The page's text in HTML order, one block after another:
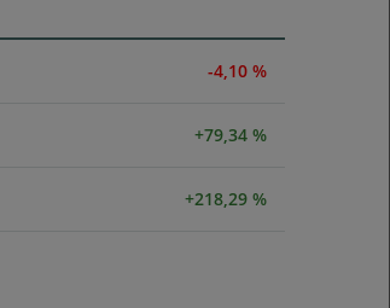
-4,10 %
+79,34 %
+218,29 %